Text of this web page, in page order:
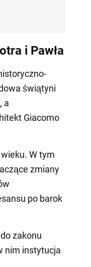
i Pawła
świątyni
a
Giacomo
W tym
zmiany
po barok
zakonu
nim instytucja